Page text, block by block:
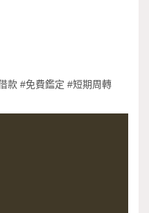
款 #免費鑑定 #短期周轉